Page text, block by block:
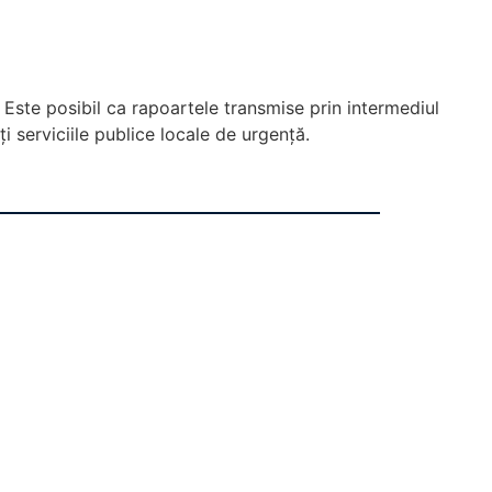
posibil ca rapoartele transmise prin intermediul
serviciile publice locale de urgență.